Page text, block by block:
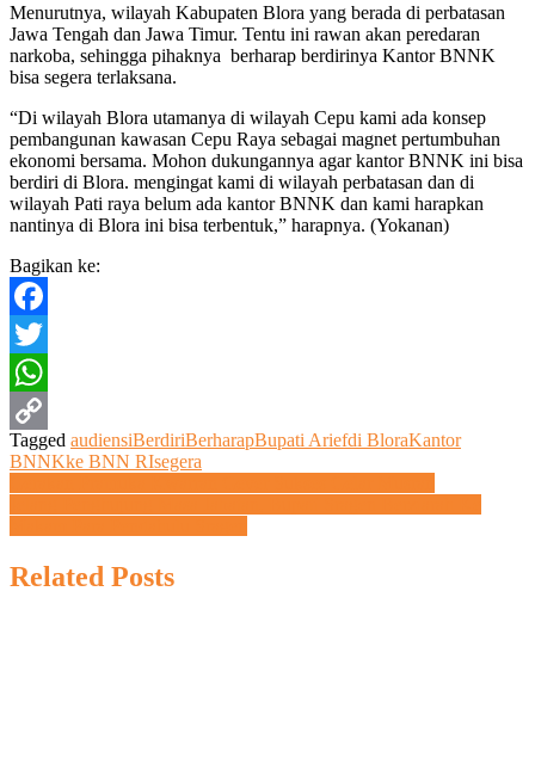
Menurutnya, wilayah Kabupaten Blora yang berada di perbatasan
Jawa Tengah dan Jawa Timur. Tentu ini rawan akan peredaran
narkoba, sehingga pihaknya berharap berdirinya Kantor BNNK
bisa segera terlaksana.
“Di wilayah Blora utamanya di wilayah Cepu kami ada konsep
pembangunan kawasan Cepu Raya sebagai magnet pertumbuhan
ekonomi bersama. Mohon dukungannya agar kantor BNNK ini bisa
berdiri di Blora. mengingat kami di wilayah perbatasan dan di
wilayah Pati raya belum ada kantor BNNK dan kami harapkan
nantinya di Blora ini bisa terbentuk,” harapnya. (Yokanan)
Bagikan ke:
Facebook
Twitter
WhatsApp
Copy
Tagged audiensiBerdiriBerharapBupati Ariefdi BloraKantor
BNNKke BNN RIsegera
Navigasi
pos
Related Posts